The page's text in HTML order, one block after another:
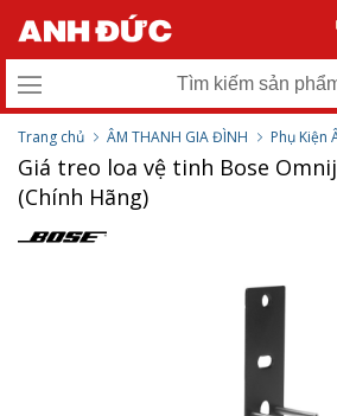
Trang chủ ÂM THANH GIA ĐÌNH Phụ Kiện
Giá treo loa vệ tinh Bose
(Chính Hãng)